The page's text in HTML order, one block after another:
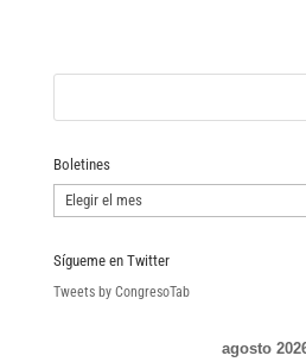
Boletines
Boletines
Sígueme en Twitter
Tweets by CongresoTab
agosto